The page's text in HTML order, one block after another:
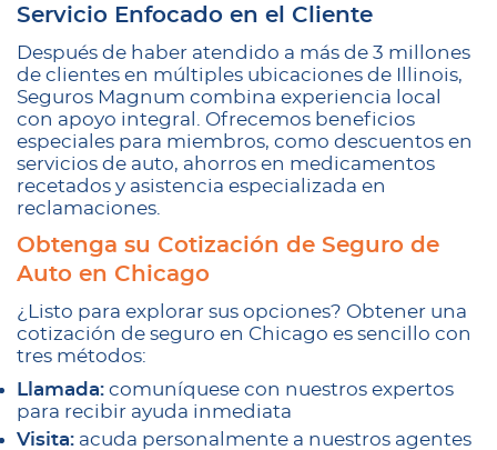
Servicio Enfocado en el Cliente
Después de haber atendido a más de 3 millones
de clientes en múltiples ubicaciones de Illinois,
Seguros Magnum combina experiencia local
con apoyo integral. Ofrecemos beneficios
especiales para miembros, como descuentos en
servicios de auto, ahorros en medicamentos
recetados y asistencia especializada en
reclamaciones.
Obtenga su Cotización de Seguro de
Auto en Chicago
¿Listo para explorar sus opciones? Obtener una
cotización de seguro en Chicago es sencillo con
tres métodos:
Llamada: comuníquese con nuestros expertos
para recibir ayuda inmediata
Visita: acuda personalmente a nuestros agentes